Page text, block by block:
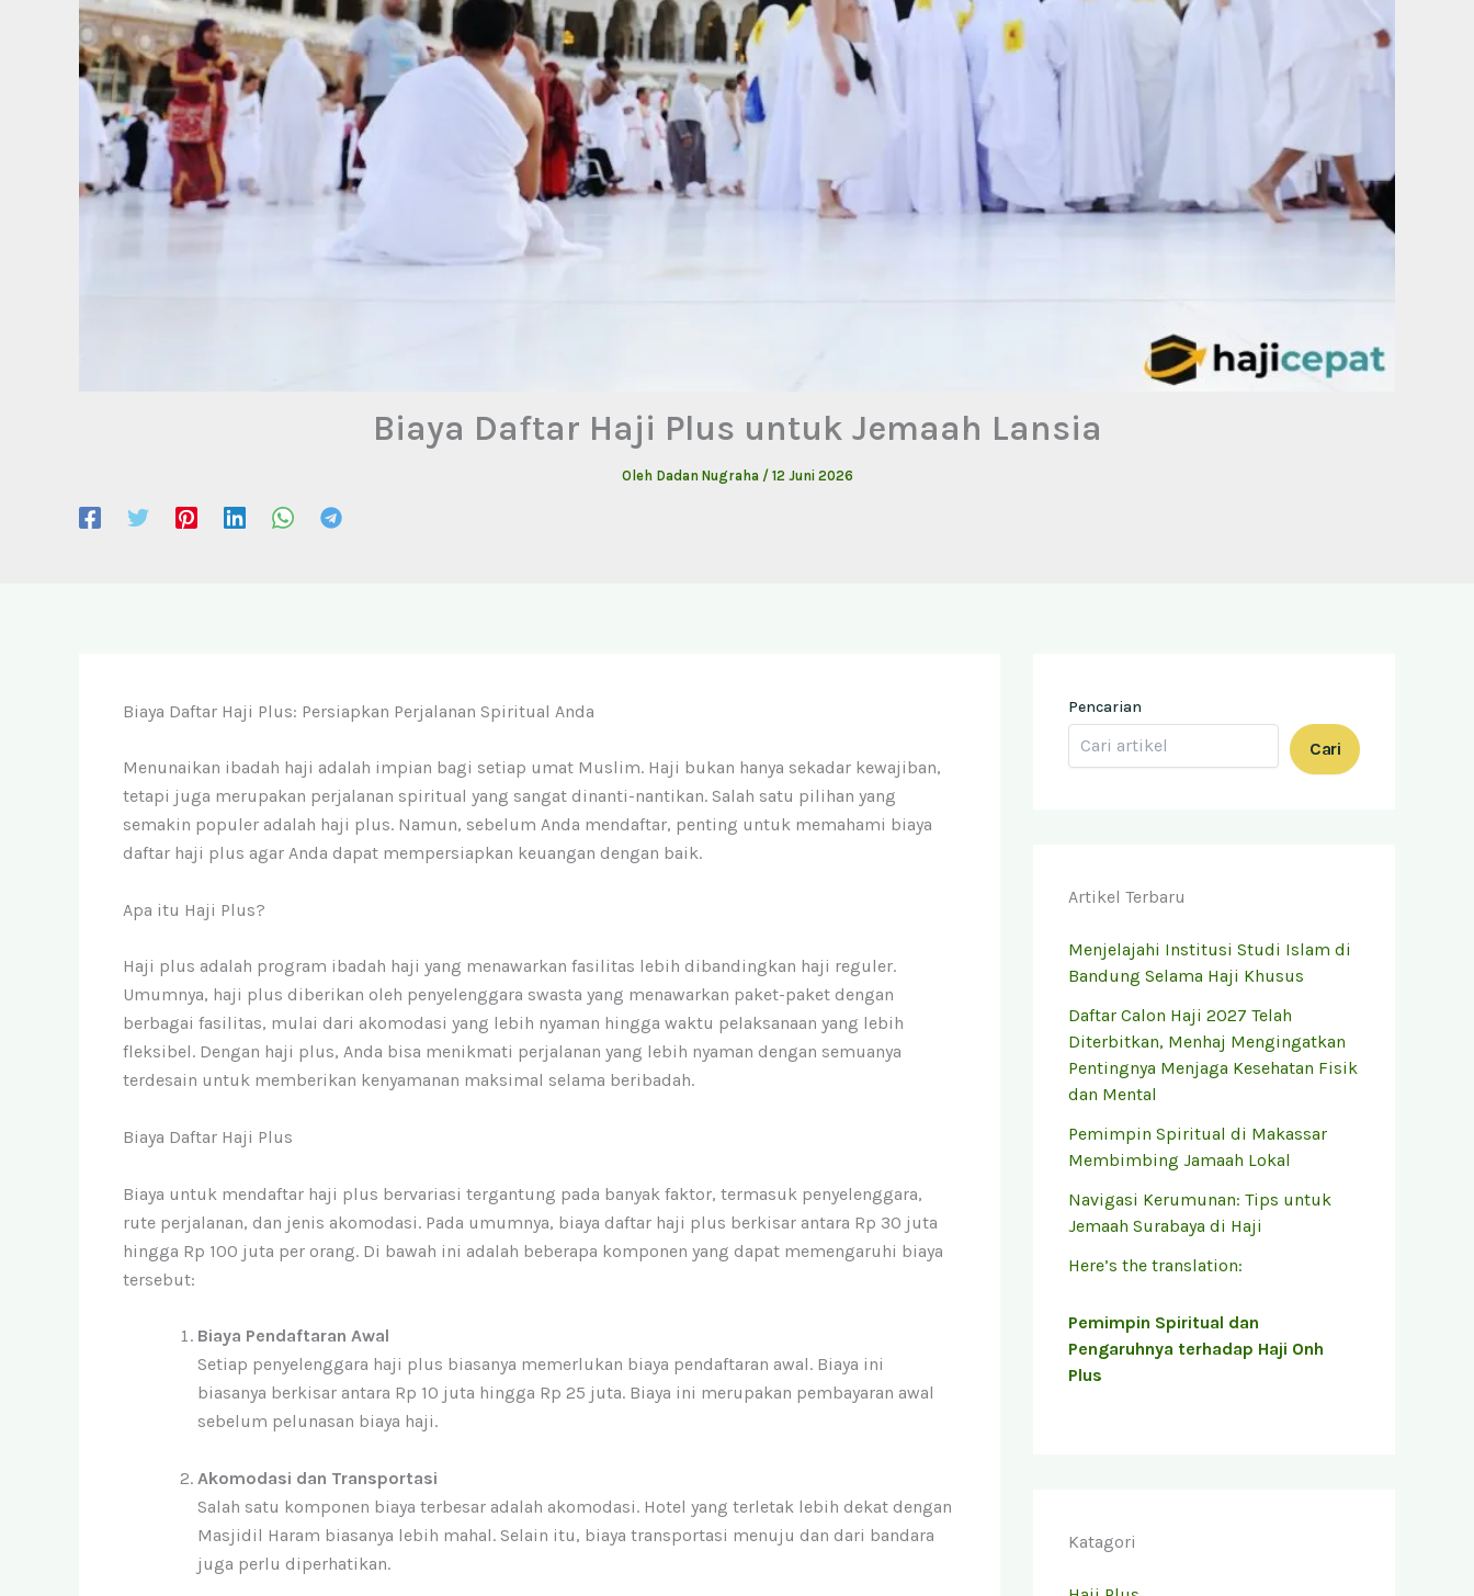
Biaya Daftar Haji Plus untuk Jemaah Lansia
Oleh Dadan Nugraha / 12 Juni 2026
Biaya Daftar Haji Plus: Persiapkan Perjalanan Spiritual Anda
Menunaikan ibadah haji adalah impian bagi setiap umat Muslim. Haji bukan hanya sekadar kewajiban,
tetapi juga merupakan perjalanan spiritual yang sangat dinanti-nantikan. Salah satu pilihan yang
semakin populer adalah haji plus. Namun, sebelum Anda mendaftar, penting untuk memahami biaya
daftar haji plus agar Anda dapat mempersiapkan keuangan dengan baik.
Apa itu Haji Plus?
Haji plus adalah program ibadah haji yang menawarkan fasilitas lebih dibandingkan haji reguler.
Umumnya, haji plus diberikan oleh penyelenggara swasta yang menawarkan paket-paket dengan
berbagai fasilitas, mulai dari akomodasi yang lebih nyaman hingga waktu pelaksanaan yang lebih
fleksibel. Dengan haji plus, Anda bisa menikmati perjalanan yang lebih nyaman dengan semuanya
terdesain untuk memberikan kenyamanan maksimal selama beribadah.
Biaya Daftar Haji Plus
Biaya untuk mendaftar haji plus bervariasi tergantung pada banyak faktor, termasuk penyelenggara,
rute perjalanan, dan jenis akomodasi. Pada umumnya, biaya daftar haji plus berkisar antara Rp 30 juta
hingga Rp 100 juta per orang. Di bawah ini adalah beberapa komponen yang dapat memengaruhi biaya
tersebut:
Biaya Pendaftaran Awal
Setiap penyelenggara haji plus biasanya memerlukan biaya pendaftaran awal. Biaya ini
biasanya berkisar antara Rp 10 juta hingga Rp 25 juta. Biaya ini merupakan pembayaran awal
sebelum pelunasan biaya haji.
Akomodasi dan Transportasi
Salah satu komponen biaya terbesar adalah akomodasi. Hotel yang terletak lebih dekat dengan
Masjidil Haram biasanya lebih mahal. Selain itu, biaya transportasi menuju dan dari bandara
juga perlu diperhatikan.
Pencarian
Cari
Artikel Terbaru
Menjelajahi Institusi Studi Islam di
Bandung Selama Haji Khusus
Daftar Calon Haji 2027 Telah
Diterbitkan, Menhaj Mengingatkan
Pentingnya Menjaga Kesehatan Fisik
dan Mental
Pemimpin Spiritual di Makassar
Membimbing Jamaah Lokal
Navigasi Kerumunan: Tips untuk
Jemaah Surabaya di Haji
Here’s the translation:
Pemimpin Spiritual dan
Pengaruhnya terhadap Haji Onh
Plus
Katagori